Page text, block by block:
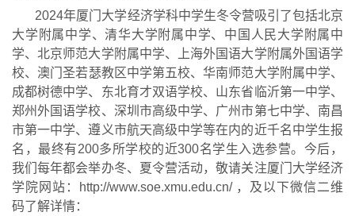
2024年厦门大学经济学科中学生冬令营吸引了包括北京
大学附属中学、 清华大学附属中学、 中国人民大学附属中
学、北京师范大学附属中学、
上海外国语大学附属外国语学
校、 澳门圣若瑟教区中学第五校、华南师范大学附属中学、
成都树德中学、 东北育才双语学校、 山东省临沂第一中学、
郑州外国语学校、 深圳市高级中学、 广州市第七中学、 南昌
市第一中学、遵义市航天高级中学等在内的近千名中学生报
名，最终有200多所学校的近300名学生入选参营。今后，
我们每年都会举办冬、夏令营活动，敬请关注厦门大学经济
学院网站：
http://www.soe.xmu.edu.cn/ ，及以下微信二维
码了解详情：